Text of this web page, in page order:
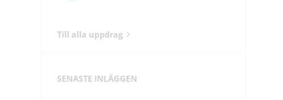
Till alla uppdrag
SENASTE INLÄGGEN